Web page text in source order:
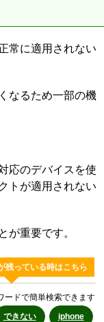
常に適用されない
なるため一部の機
応のデバイスを使
トが適用されない
が重要です。
残っている時はこちら
ードで簡単検索できます
できない iphone